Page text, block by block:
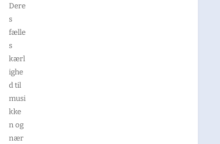
Dere
s
fælle
s
kærl
ighe
d til
musi
kke
n og
nær